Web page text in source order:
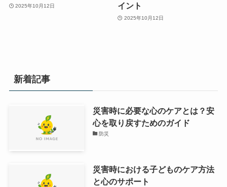
2025年10月12日
イント
2025年10月12日
新着記事
災害時に必要な心のケアとは？安
心を取り戻すためのガイド
防災
災害時における子どものケア方法
と心のサポート